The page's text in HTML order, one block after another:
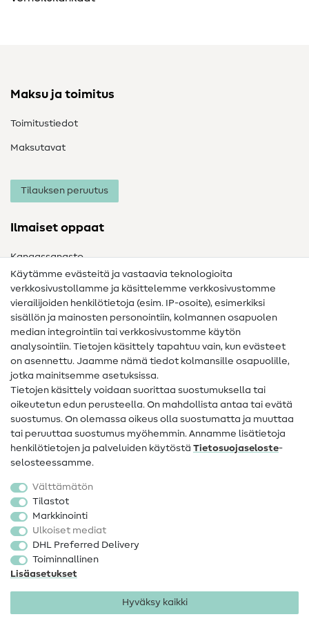
Maksu ja toimitus
Toimitustiedot
Maksutavat
Tilauksen peruutus
Ilmaiset oppaat
Kangassanasto
Ompelusanasto
Ompeluohjeet
Apua ja yhteystiedot
Yhteystiedot
Tietoa omistajanvaihdoksesta
Peruutusoikeus
Suosittu
Kankaat
Ompelutarvikkeet
Ale
Käytämme evästeitä ja vastaavia teknologioita
verkkosivustollamme ja käsittelemme verkkosivustomme
vierailijoiden henkilötietoja (esim. IP-osoite), esimerkiksi
sisällön ja mainosten personointiin, kolmannen osapuolen
median integrointiin tai verkkosivustomme käytön
analysointiin. Tietojen käsittely tapahtuu vain, kun evästeet
on asennettu. Jaamme nämä tiedot kolmansille osapuolille,
jotka mainitsemme asetuksissa.
Tietojen käsittely voidaan suorittaa suostumuksella tai
oikeutetun edun perusteella. On mahdollista antaa tai evätä
suostumus. On olemassa oikeus olla suostumatta ja muuttaa
tai peruuttaa suostumus myöhemmin. Annamme lisätietoja
henkilötietojen ja palveluiden käytöstä Tietosuojaseloste-
selosteessamme.
Välttämätön
Tilastot
Markkinointi
Ulkoiset mediat
DHL Preferred Delivery
Toiminnallinen
Lisäasetukset
Hyväksy kaikki